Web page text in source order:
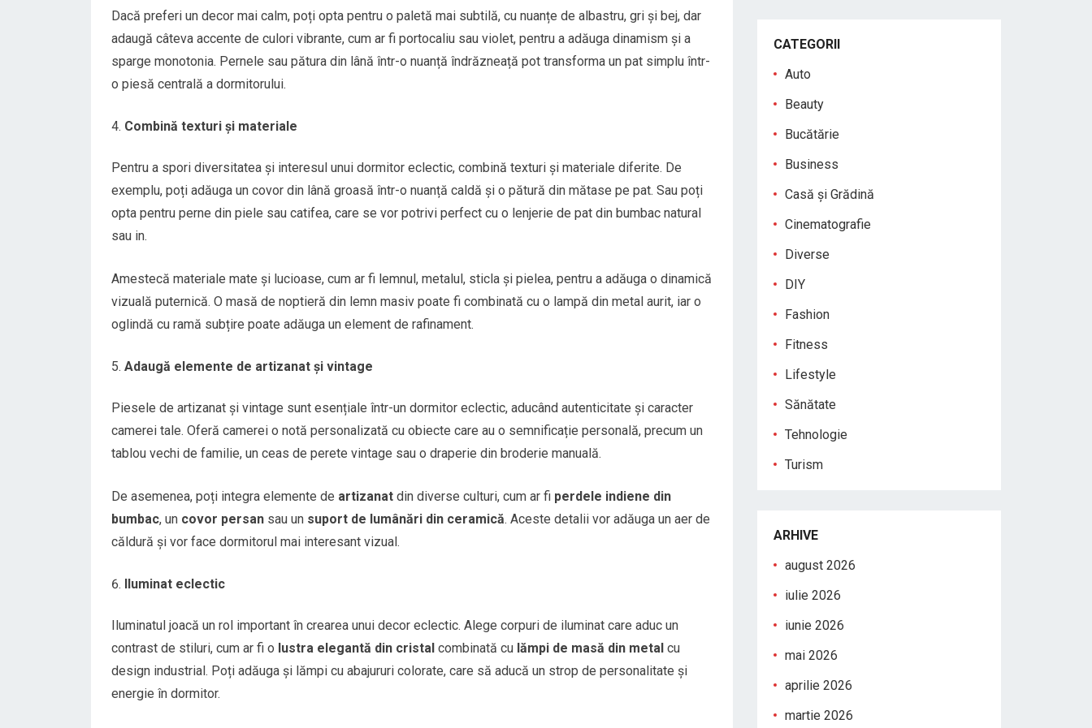
Dacă preferi un decor mai calm, poți opta pentru o paletă mai subtilă, cu nuanțe de albastru, gri și bej, dar
adaugă câteva accente de culori vibrante, cum ar fi portocaliu sau violet, pentru a adăuga dinamism și a
sparge monotonia. Pernele sau pătura din lână într-o nuanță îndrăzneață pot transforma un pat simplu într-
o piesă centrală a dormitorului.
Combină texturi și materiale
Pentru a spori diversitatea și interesul unui dormitor eclectic, combină texturi și materiale diferite. De
exemplu, poți adăuga un covor din lână groasă într-o nuanță caldă și o pătură din mătase pe pat. Sau poți
opta pentru perne din piele sau catifea, care se vor potrivi perfect cu o lenjerie de pat din bumbac natural
sau in.
Amestecă materiale mate și lucioase, cum ar fi lemnul, metalul, sticla și pielea, pentru a adăuga o dinamică
vizuală puternică. O masă de noptieră din lemn masiv poate fi combinată cu o lampă din metal aurit, iar o
oglindă cu ramă subțire poate adăuga un element de rafinament.
Adaugă elemente de artizanat și vintage
Piesele de artizanat și vintage sunt esențiale într-un dormitor eclectic, aducând autenticitate și caracter
camerei tale. Oferă camerei o notă personalizată cu obiecte care au o semnificație personală, precum un
tablou vechi de familie, un ceas de perete vintage sau o draperie din broderie manuală.
De asemenea, poți integra elemente de artizanat din diverse culturi, cum ar fi perdele indiene din
bumbac, un covor persan sau un suport de lumânări din ceramică. Aceste detalii vor adăuga un aer de
căldură și vor face dormitorul mai interesant vizual.
Iluminat eclectic
Iluminatul joacă un rol important în crearea unui decor eclectic. Alege corpuri de iluminat care aduc un
contrast de stiluri, cum ar fi o lustra elegantă din cristal combinată cu lămpi de masă din metal cu
design industrial. Poți adăuga și lămpi cu abajururi colorate, care să aducă un strop de personalitate și
energie în dormitor.
CATEGORII
Auto
Beauty
Bucătărie
Business
Casă și Grădină
Cinematografie
Diverse
DIY
Fashion
Fitness
Lifestyle
Sănătate
Tehnologie
Turism
ARHIVE
august 2026
iulie 2026
iunie 2026
mai 2026
aprilie 2026
martie 2026